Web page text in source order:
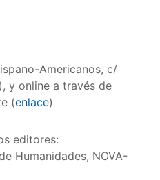
Americanos, c/
y online a través de
(enlace)
editores:
Humanidades, NOVA-